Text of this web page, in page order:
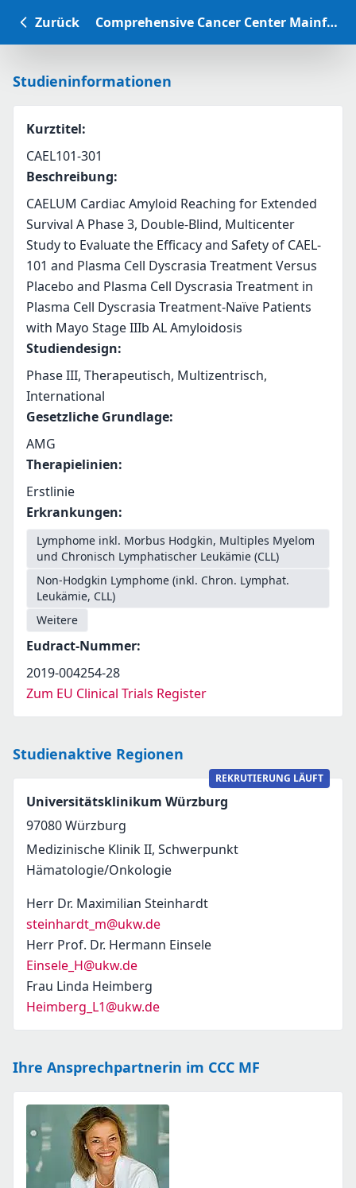
Zurück Comprehensive Cancer Center Mainfranken Studiendatenbank
Studieninformationen
Kurztitel:
CAEL101-301
Beschreibung:
CAELUM Cardiac Amyloid Reaching for Extended
Survival A Phase 3, Double-Blind, Multicenter
Study to Evaluate the Efficacy and Safety of CAEL-
101 and Plasma Cell Dyscrasia Treatment Versus
Placebo and Plasma Cell Dyscrasia Treatment in
Plasma Cell Dyscrasia Treatment-Naïve Patients
with Mayo Stage IIIb AL Amyloidosis
Studiendesign:
Phase III, Therapeutisch, Multizentrisch,
International
Gesetzliche Grundlage:
AMG
Therapielinien:
Erstlinie
Erkrankungen:
Lymphome inkl. Morbus Hodgkin, Multiples Myelom
und Chronisch Lymphatischer Leukämie (CLL)
Non-Hodgkin Lymphome (inkl. Chron. Lymphat.
Leukämie, CLL)
Weitere
Eudract-Nummer:
2019-004254-28
Zum EU Clinical Trials Register
Studienaktive Regionen
REKRUTIERUNG LÄUFT
Universitätsklinikum Würzburg
97080Würzburg
Medizinische Klinik II, Schwerpunkt
Hämatologie/Onkologie
Herr Dr. Maximilian Steinhardt
steinhardt_m@ukw.de
Herr Prof. Dr. Hermann Einsele
Einsele_H@ukw.de
Frau Linda Heimberg
Heimberg_L1@ukw.de
Ihre Ansprechpartnerin im CCC MF